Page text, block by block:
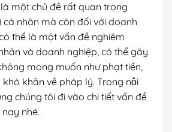
là một chủ đề rất quan trọng
cá nhân mà còn đối với doanh
thể là một vấn đề nghiêm
và doanh nghiệp, có thể gây
mong muốn như phạt tiền,
khăn về pháp lý. Trong nội
chúng tôi đi vào chi tiết vấn đề
nhé.